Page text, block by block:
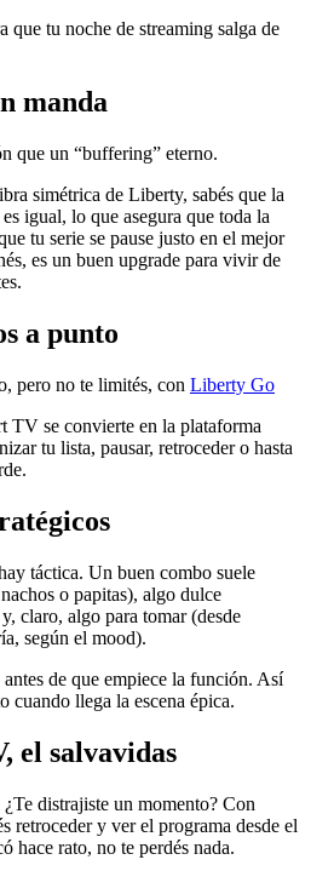
que tu noche de streaming salga de
manda
que un “buffering” eterno.
simétrica de Liberty, sabés que la
igual, lo que asegura que toda la
tu serie se pause justo en el mejor
es un buen upgrade para vivir de
a punto
pero no te limités, con Liberty Go
TV se convierte en la plataforma
tu lista, pausar, retroceder o hasta
táctica. Un buen combo suele
o papitas), algo dulce
claro, algo para tomar (desde
según el mood).
de que empiece la función. Así
cuando llega la escena épica.
el salvavidas
distrajiste un momento? Con
retroceder y ver el programa desde el
hace rato, no te perdés nada.